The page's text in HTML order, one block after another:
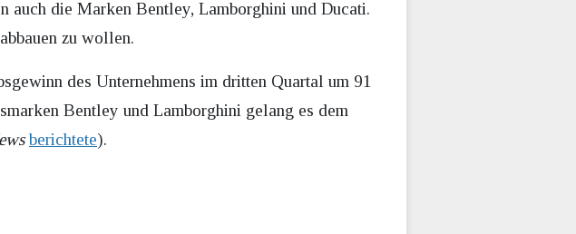
auch die Marken Bentley, Lamborghini und Ducati.
zu wollen.
des Unternehmens im dritten Quartal um 91
Bentley und Lamborghini gelang es dem
berichtete).